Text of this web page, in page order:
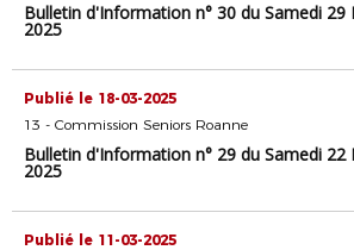
Bulletin d'Information n° 30 du Samedi 29
2025
Publié le 18-03-2025
13 - Commission Seniors Roanne
Bulletin d'Information n° 29 du Samedi 22
2025
Publié le 11-03-2025